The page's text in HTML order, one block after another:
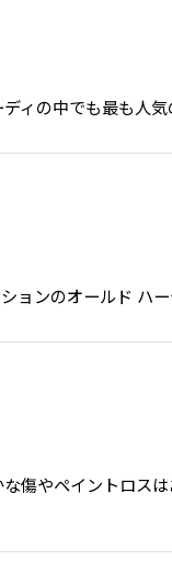
ィの中でも最も
ョンのオールド
傷やペイントロ